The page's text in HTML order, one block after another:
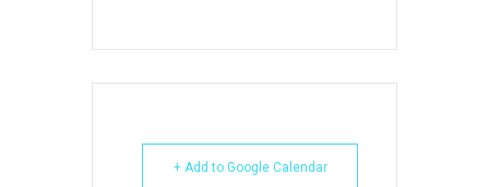
+ Add to Google Calendar